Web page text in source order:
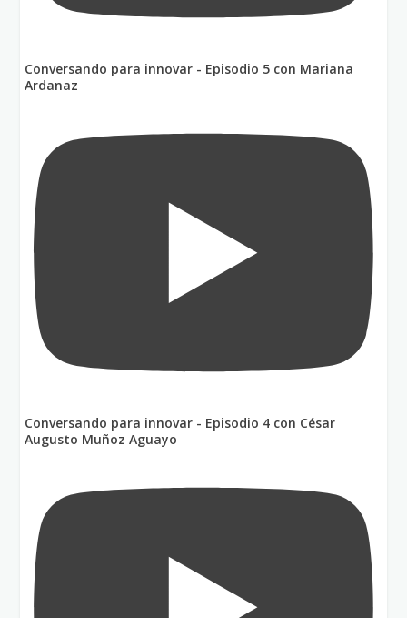
Conversando para innovar - Episodio 5 con Mariana
Ardanaz
Conversando para innovar - Episodio 4 con César
Augusto Muñoz Aguayo